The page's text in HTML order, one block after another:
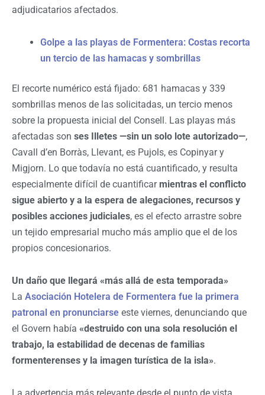
adjudicatarios afectados.
Golpe a las playas de Formentera: Costas recorta
un tercio de las hamacas y sombrillas
El recorte numérico está fijado: 681 hamacas y 339
sombrillas menos de las solicitadas, un tercio menos
sobre la propuesta inicial del Consell. Las playas más
afectadas son ses Illetes —sin un solo lote autorizado—,
Cavall d’en Borràs, Llevant, es Pujols, es Copinyar y
Migjorn. Lo que todavía no está cuantificado, y resulta
especialmente difícil de cuantificar mientras el conflicto
sigue abierto y a la espera de alegaciones, recursos y
posibles acciones judiciales, es el efecto arrastre sobre
un tejido empresarial mucho más amplio que el de los
propios concesionarios.
Un daño que llegará «más allá de esta temporada»
La Asociación Hotelera de Formentera fue la primera
patronal en pronunciarse este viernes, denunciando que
el Govern había «destruido con una sola resolución el
trabajo, la estabilidad de decenas de familias
formenterenses y la imagen turística de la isla».